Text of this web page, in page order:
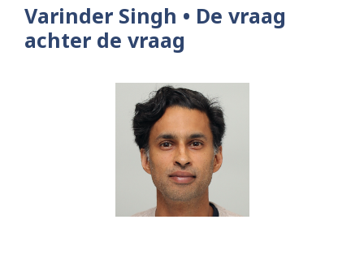
Varinder Singh • De vraag
achter de vraag